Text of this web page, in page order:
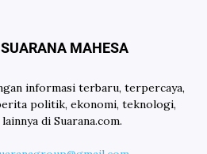
MAHESA
informasi terbaru, terpercaya,
politik, ekonomi, teknologi,
di Suarana.com.